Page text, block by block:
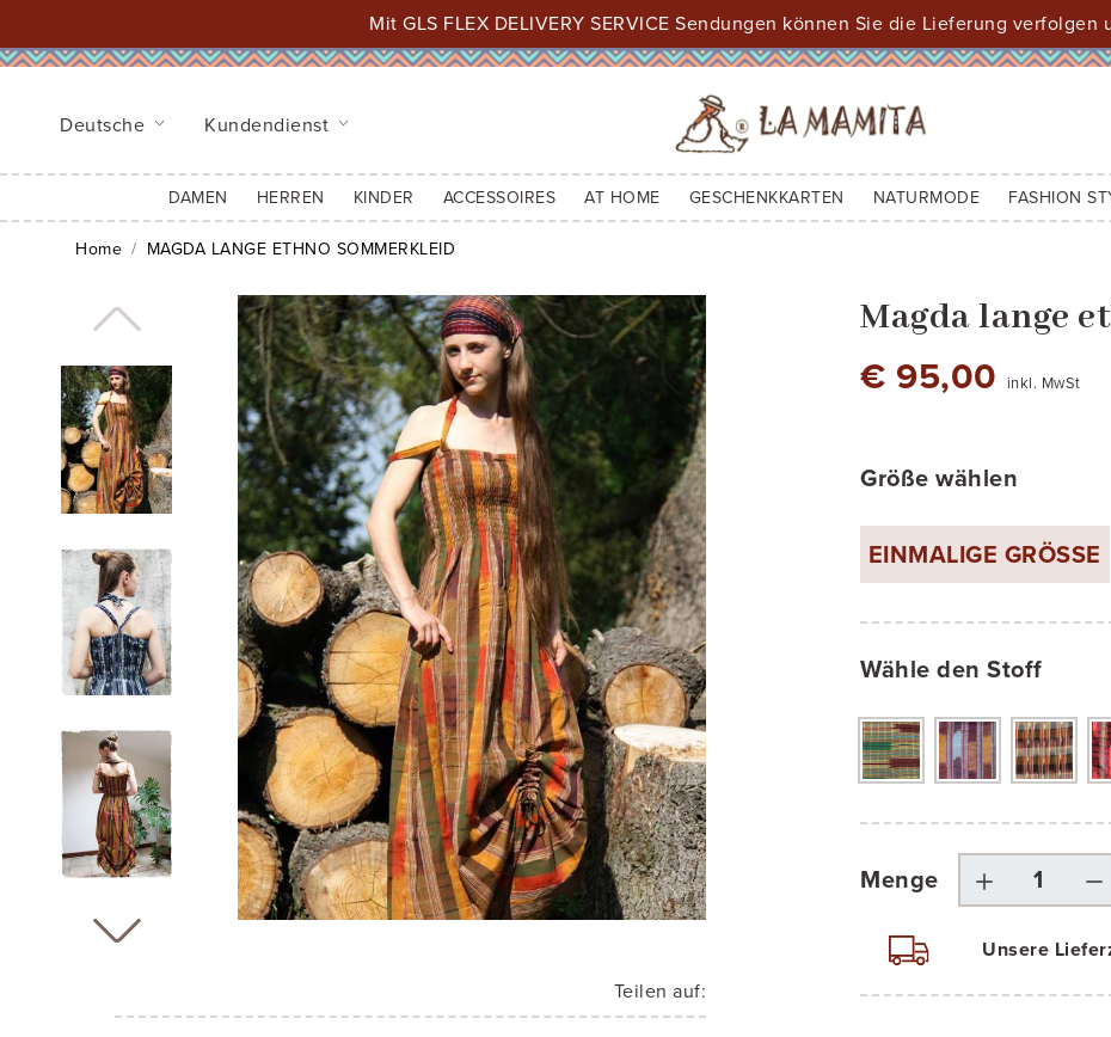
Mit GLS FLEX DELIVERY SERVICE Sendungen können Sie die Lieferung verfolgen
Deutsche Kundendienst
DAMEN HERREN KINDER ACCESSOIRES AT HOME GESCHENKKARTEN NATURMODE FASHION
Home MAGDA LANGE ETHNO SOMMERKLEID
Teilen auf:
Magda lange
€ 95,00 inkl. MwSt
Größe wählen
EINMALIGE GRÖSSE
Wähle den Stoff
Menge
Unsere